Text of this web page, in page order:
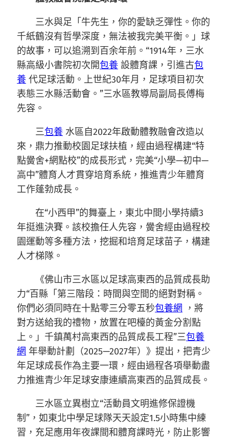
三水與足「牛先生，你的愛缺乏彈性。你的
千紙鶴沒有哲學深度，無法被我完美平衡。」球
的故事，可以追溯到百余年前。“1914年，三水
縣高級小書院初次開包養 設體育課，引進古包
養 代足球活動。上世紀30年月，足球項目初次
表態三水縣活動會。”三水區教導局副局長傅梅
先容。
三包養 水區自2022年啟動體教融會改造以
來，鼎力推動校園足球扶植，經由過程構建“特
點黌舍+網點校”的成長形式，完美“小學—初中—
高中”體育人才貫穿培育系統，推進青少年體育
工作蓬勃成長。
在“小西甲”的舞臺上，東北中間小學持續3
年挺進決賽。該校擔任人先容，黌舍經由過程校
園運動等多種方法，挖掘和培育足球苗子，構建
人才梯隊。
《佛山市三水區以足球高東西的品質成長助
力“百縣「第三階段：時間與空間的絕對對稱。
你們必須同時在十點零三分零五秒包養網 ，將
對方送給我的禮物，放置在吧檯的黃金分割點
上。」千鎮萬村高東西的品質成長工程”三包養
網 年舉動計劃（2025—2027年）》提出，把青少
年足球成長作為主要一環，經由過程各項舉動盡
力推進青少年足球安康連續高東西的品質成長。
三水區立異樹立“活動員文明進修保證機
制”，如東北中學足球隊天天設定1.5小時集中練
習，充足應用年夜課間和體育課時光，防止影響